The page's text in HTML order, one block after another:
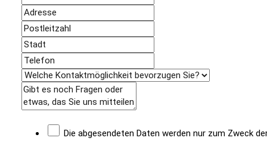
Die abgesendeten Daten werden nur zum Zweck